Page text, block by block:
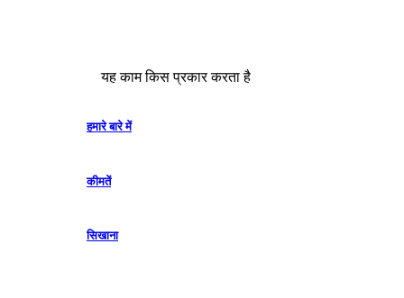
यह काम किस प्रकार करता है
हमारे बारे में
कीमतें
सिखाना